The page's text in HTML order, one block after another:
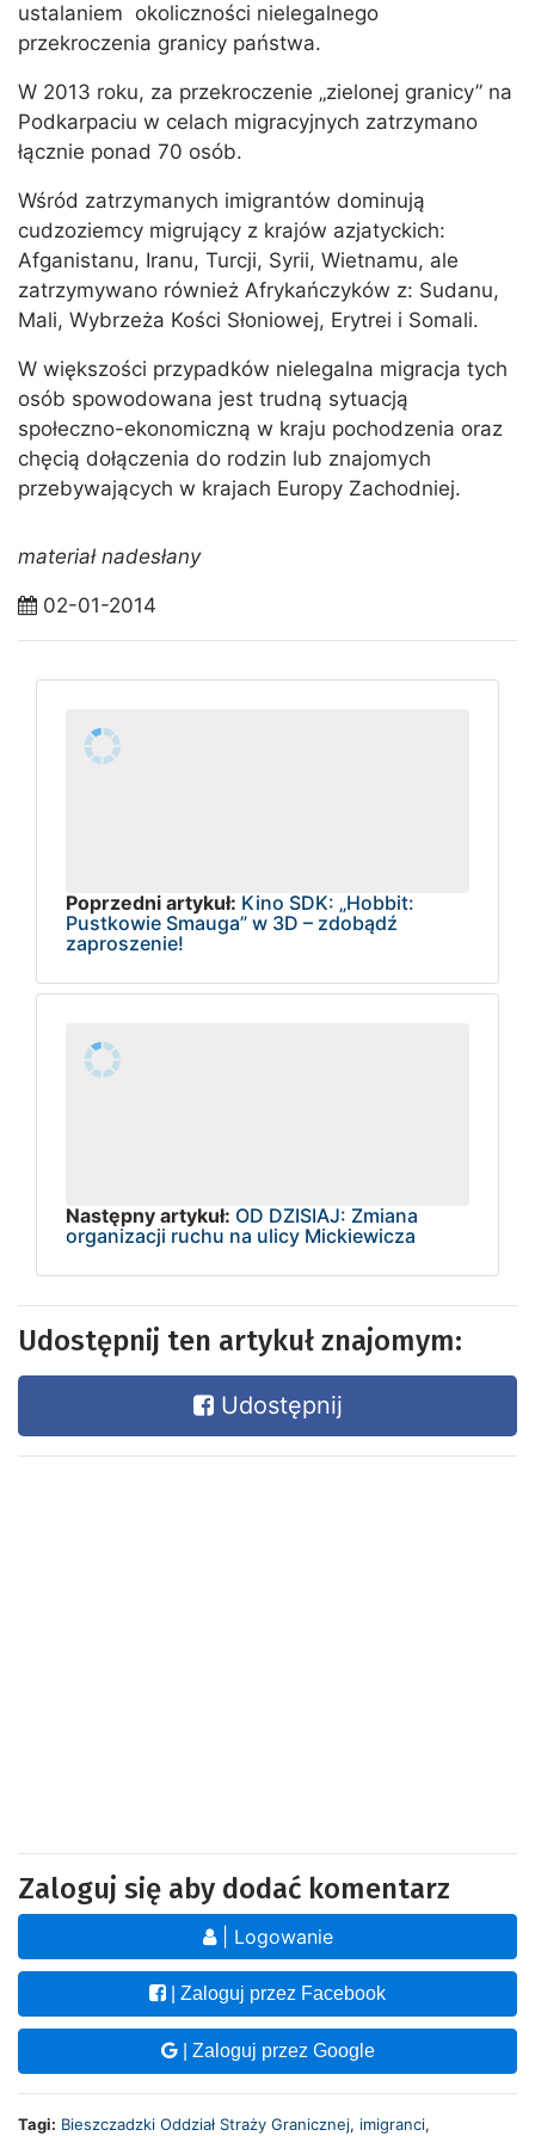
ustalaniem okoliczności nielegalnego
przekroczenia granicy państwa.
W 2013 roku, za przekroczenie „zielonej granicy” na
Podkarpaciu w celach migracyjnych zatrzymano
łącznie ponad 70 osób.
Wśród zatrzymanych imigrantów dominują
cudzoziemcy migrujący z krajów azjatyckich:
Afganistanu, Iranu, Turcji, Syrii, Wietnamu, ale
zatrzymywano również Afrykańczyków z: Sudanu,
Mali, Wybrzeża Kości Słoniowej, Erytrei i Somali.
W większości przypadków nielegalna migracja tych
osób spowodowana jest trudną sytuacją
społeczno-ekonomiczną w kraju pochodzenia oraz
chęcią dołączenia do rodzin lub znajomych
przebywających w krajach Europy Zachodniej.
materiał nadesłany
02-01-2014
Poprzedni artykuł: Kino SDK: „Hobbit:
Pustkowie Smauga” w 3D – zdobądź
zaproszenie!
Następny artykuł: OD DZISIAJ: Zmiana
organizacji ruchu na ulicy Mickiewicza
Udostępnij ten artykuł znajomym:
Udostępnij
Zaloguj się aby dodać komentarz
| Logowanie
| Zaloguj przez Facebook
| Zaloguj przez Google
Tagi: Bieszczadzki Oddział Straży Granicznej, imigranci,